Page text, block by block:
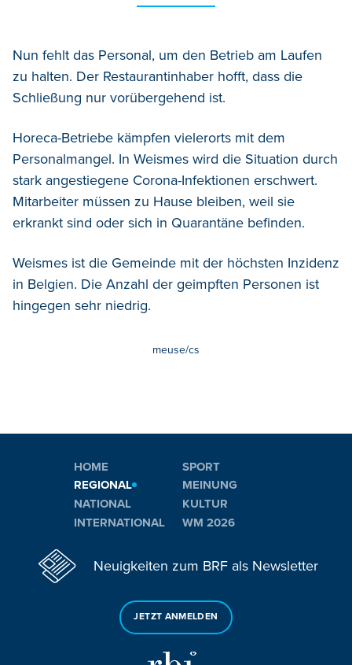
Nun fehlt das Personal, um den Betrieb am Laufen
zu halten. Der Restaurantinhaber hofft, dass die
Schließung nur vorübergehend ist.
Horeca-Betriebe kämpfen vielerorts mit dem
Personalmangel. In Weismes wird die Situation durch
stark angestiegene Corona-Infektionen erschwert.
Mitarbeiter müssen zu Hause bleiben, weil sie
erkrankt sind oder sich in Quarantäne befinden.
Weismes ist die Gemeinde mit der höchsten Inzidenz
in Belgien. Die Anzahl der geimpften Personen ist
hingegen sehr niedrig.
meuse/cs
HOME
REGIONAL
NATIONAL
INTERNATIONAL
SPORT
MEINUNG
KULTUR
WM 2026
Neuigkeiten zum BRF als Newsletter
JETZT ANMELDEN